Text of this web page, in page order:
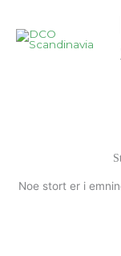
rett
Noe stort er i